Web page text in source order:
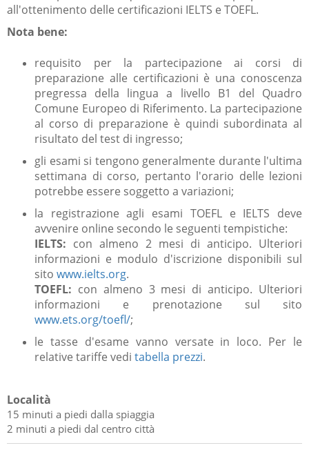
all'ottenimento delle certificazioni IELTS e TOEFL.
Nota bene:
requisito per la partecipazione ai corsi di
preparazione alle certificazioni è una conoscenza
pregressa della lingua a livello B1 del Quadro
Comune Europeo di Riferimento. La partecipazione
al corso di preparazione è quindi subordinata al
risultato del test di ingresso;
gli esami si tengono generalmente durante l'ultima
settimana di corso, pertanto l'orario delle lezioni
potrebbe essere soggetto a variazioni;
la registrazione agli esami TOEFL e IELTS deve
avvenire online secondo le seguenti tempistiche:
IELTS: con almeno 2 mesi di anticipo. Ulteriori
informazioni e modulo d'iscrizione disponibili sul
sito www.ielts.org.
TOEFL: con almeno 3 mesi di anticipo. Ulteriori
informazioni e prenotazione sul sito
www.ets.org/toefl/;
le tasse d'esame vanno versate in loco. Per le
relative tariffe vedi tabella prezzi.
Località
15 minuti a piedi dalla spiaggia
2 minuti a piedi dal centro città